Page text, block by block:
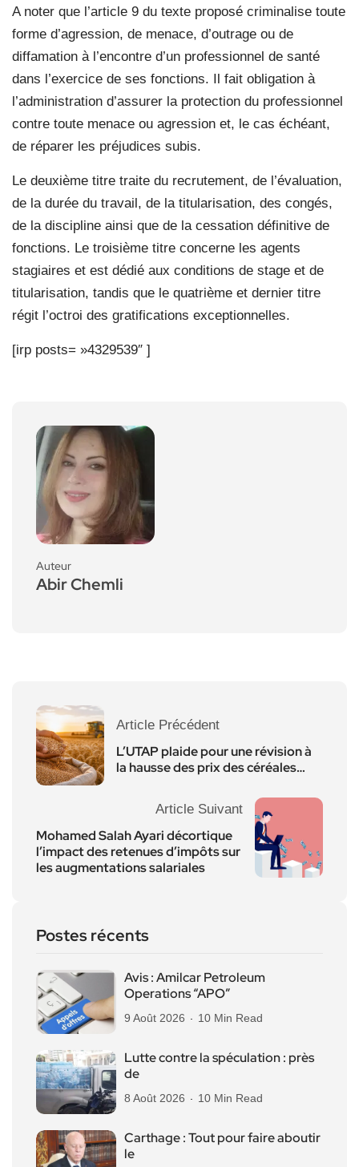
A noter que l’article 9 du texte proposé criminalise toute
forme d’agression, de menace, d’outrage ou de
diffamation à l’encontre d’un professionnel de santé
dans l’exercice de ses fonctions. Il fait obligation à
l’administration d’assurer la protection du professionnel
contre toute menace ou agression et, le cas échéant,
de réparer les préjudices subis.
Le deuxième titre traite du recrutement, de l’évaluation,
de la durée du travail, de la titularisation, des congés,
de la discipline ainsi que de la cessation définitive de
fonctions. Le troisième titre concerne les agents
stagiaires et est dédié aux conditions de stage et de
titularisation, tandis que le quatrième et dernier titre
régit l’octroi des gratifications exceptionnelles.
[irp posts= »4329539″ ]
Auteur
Abir Chemli
Article Précédent
L’UTAP plaide pour une révision à
la hausse des prix des céréales…
Article Suivant
Mohamed Salah Ayari décortique
l’impact des retenues d’impôts sur
les augmentations salariales
Postes récents
Avis : Amilcar Petroleum
Operations “APO”
9 Août 2026 10 Min Read
Lutte contre la spéculation : près
de
8 Août 2026 10 Min Read
Carthage : Tout pour faire aboutir
le